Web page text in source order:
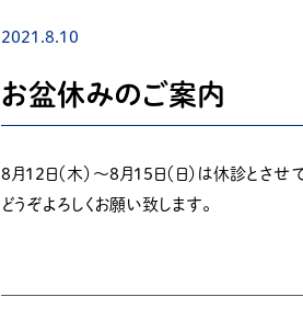
2021.8.10
お盆休みのご案内
8月１２日（木）～８月１５日（日）は休診とさせ
どうぞよろしくお願い致します。